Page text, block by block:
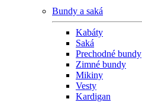
Bundy a saká
Kabáty
Saká
Prechodné bundy
Zimné bundy
Mikiny
Vesty
Kardigan